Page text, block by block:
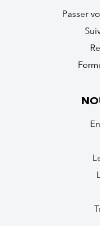
Passer